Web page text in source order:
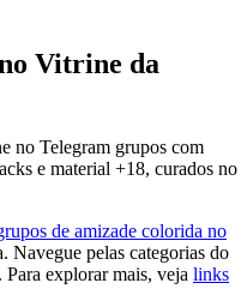
Vitrine da
no Telegram grupos com
e material +18, curados no
de amizade colorida no
Navegue pelas categorias do
explorar mais, veja links